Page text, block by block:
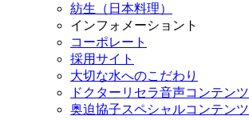
紡生（日本料理）
インフォメーショント
コーポレート
採用サイト
大切な水へのこだわり
ドクターリセラ音声コンテンツ
奥迫協子スペシャルコンテンツ